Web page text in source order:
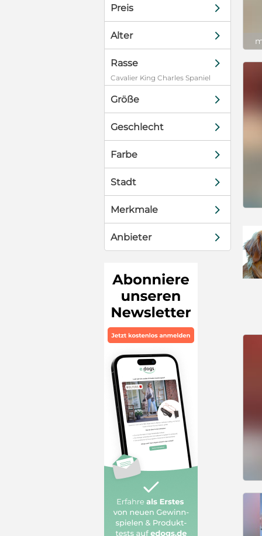
Preis d
Alter d
Rasse d
Cavalier King Charles Spaniel
Größe d
Geschlecht d
Farbe d
Stadt d
Merkmale d
Anbieter d